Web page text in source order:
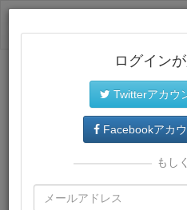
プレミアム会員では、教材が
再生環境が提供されます。
ログイン
Twitterアカウ
Facebookアカ
もし